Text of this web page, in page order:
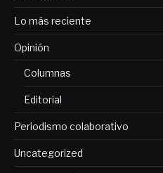
Lo más reciente
Opinión
Columnas
Editorial
Periodismo colaborativo
Uncategorized